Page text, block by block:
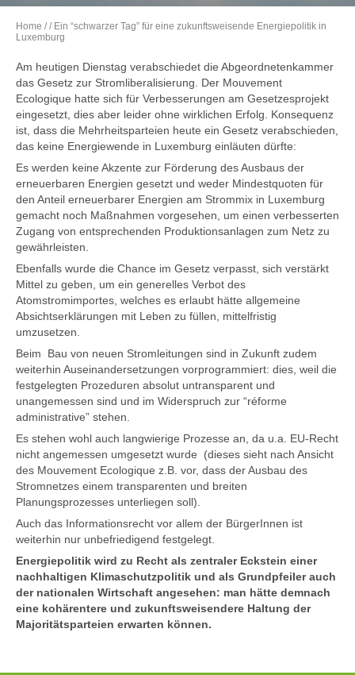
Home // Ein “schwarzer Tag” für eine zukunftsweisende Energiepolitik in
Luxemburg
Am heutigen Dienstag verabschiedet die Abgeordnetenkammer
das Gesetz zur Stromliberalisierung. Der Mouvement
Ecologique hatte sich für Verbesserungen am Gesetzesprojekt
eingesetzt, dies aber leider ohne wirklichen Erfolg. Konsequenz
ist, dass die Mehrheitsparteien heute ein Gesetz verabschieden,
das keine Energiewende in Luxemburg einläuten dürfte:
Es werden keine Akzente zur Förderung des Ausbaus der
erneuerbaren Energien gesetzt und weder Mindestquoten für
den Anteil erneuerbarer Energien am Strommix in Luxemburg
gemacht noch Maßnahmen vorgesehen, um einen verbesserten
Zugang von entsprechenden Produktionsanlagen zum Netz zu
gewährleisten.
Ebenfalls wurde die Chance im Gesetz verpasst, sich verstärkt
Mittel zu geben, um ein generelles Verbot des
Atomstromimportes, welches es erlaubt hätte allgemeine
Absichtserklärungen mit Leben zu füllen, mittelfristig
umzusetzen.
Beim Bau von neuen Stromleitungen sind in Zukunft zudem
weiterhin Auseinandersetzungen vorprogrammiert: dies, weil die
festgelegten Prozeduren absolut untransparent und
unangemessen sind und im Widerspruch zur “réforme
administrative” stehen.
Es stehen wohl auch langwierige Prozesse an, da u.a. EU-Recht
nicht angemessen umgesetzt wurde (dieses sieht nach Ansicht
des Mouvement Ecologique z.B. vor, dass der Ausbau des
Stromnetzes einem transparenten und breiten
Planungsprozesses unterliegen soll).
Auch das Informationsrecht vor allem der BürgerInnen ist
weiterhin nur unbefriedigend festgelegt.
Energiepolitik wird zu Recht als zentraler Eckstein einer
nachhaltigen Klimaschutzpolitik und als Grundpfeiler auch
der nationalen Wirtschaft angesehen: man hätte demnach
eine kohärentere und zukunftsweisendere Haltung der
Majoritätsparteien erwarten können.